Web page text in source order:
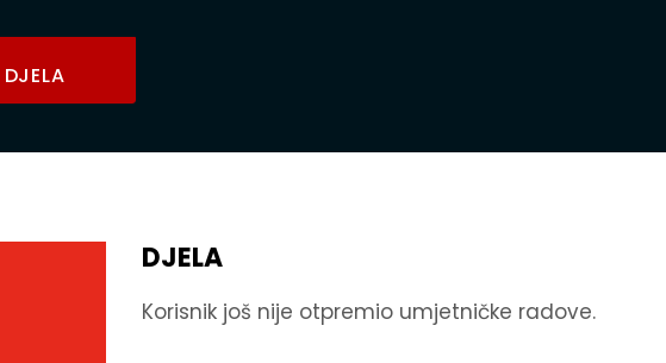
DJELA
DJELA
Korisnik još nije otpremio umjetničke radove.